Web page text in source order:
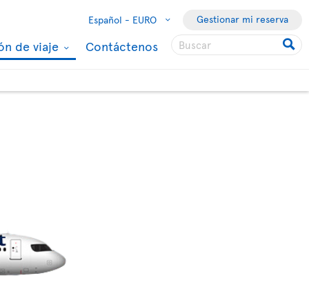
Español - EURO Gestionar mi reserva
de viaje Contáctenos